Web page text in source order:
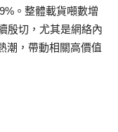
。整體載貨噸數增
殷切，尤其是網絡內
潮，帶動相關高價值